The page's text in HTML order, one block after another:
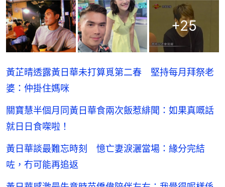
+25
黃芷晴透露黃日華未打算覓第二春 堅持每月拜祭老
婆：仲掛住媽咪
關寶慧半個月同黃日華食兩次飯惹緋聞：如果真嘅話
就日日食㗎啦！
黃日華談最難忘時刻 憶亡妻淚灑當場：緣分完結
咗，冇可能再追返